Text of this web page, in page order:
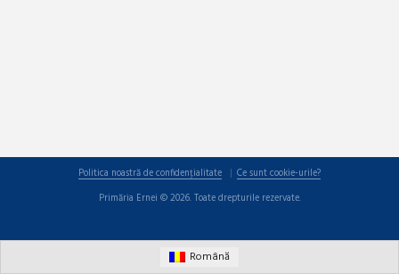
Politica noastră de confidențialitate
Ce sunt cookie-urile?
Primăria Ernei © 2026. Toate drepturile rezervate.
Română